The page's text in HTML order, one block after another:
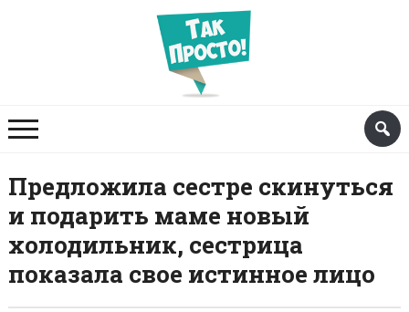
Предложила сестре скинуться
и подарить маме новый
холодильник, сестрица
показала свое истинное лицо